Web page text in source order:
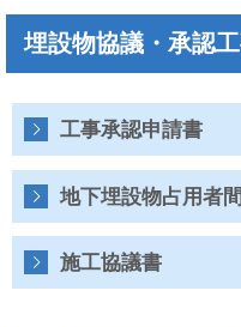
上
局
位
置：埋設物協議・承認
工事承認申請書
地下埋設物占用者
施工協議書